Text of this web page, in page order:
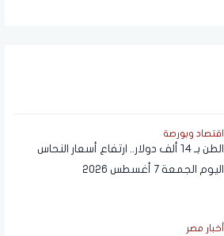
اقتصاد وبورصة
الطن بـ 14 ألف دولار.. ارتفاع أسعار النحاس
اليوم الجمعة 7 أغسطس 2026
أخبار مصر